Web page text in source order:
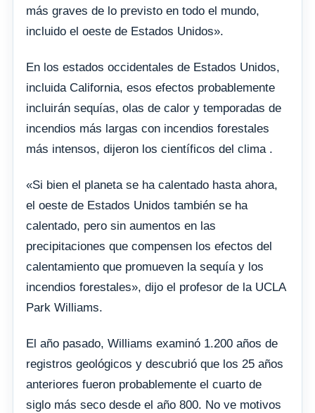
más graves de lo previsto en todo el mundo,
incluido el oeste de Estados Unidos».
En los estados occidentales de Estados Unidos,
incluida California, esos efectos probablemente
incluirán sequías, olas de calor y temporadas de
incendios más largas con incendios forestales
más intensos, dijeron los científicos del clima .
«Si bien el planeta se ha calentado hasta ahora,
el oeste de Estados Unidos también se ha
calentado, pero sin aumentos en las
precipitaciones que compensen los efectos del
calentamiento que promueven la sequía y los
incendios forestales», dijo el profesor de la UCLA
Park Williams.
El año pasado, Williams examinó 1.200 años de
registros geológicos y descubrió que los 25 años
anteriores fueron probablemente el cuarto de
siglo más seco desde el año 800. No ve motivos